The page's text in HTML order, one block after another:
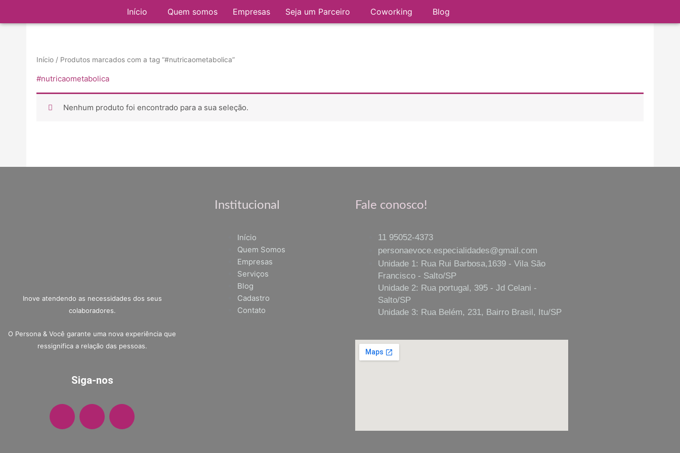
Início Quem somos Empresas Seja um Parceiro Coworking Blog
Início / Produtos marcados com a tag “#nutricaometabolica”
#nutricaometabolica
Nenhum produto foi encontrado para a sua seleção.
Inove atendendo as necessidades dos seus
colaboradores.
O Persona & Você garante uma nova experiência que
ressignifica a relação das pessoas.
Siga-nos
F
W
Institucional
Início
Quem Somos
Empresas
Serviços
Blog
Cadastro
Contato
Fale conosco!
11 95052-4373
personaevoce.especialidades@gmail.com
Unidade 1: Rua Rui Barbosa,1639 - Vila São
Francisco - Salto/SP
Unidade 2: Rua portugal, 395 - Jd Celani -
Salto/SP
Unidade 3: Rua Belém, 231, Bairro Brasil, Itu/SP